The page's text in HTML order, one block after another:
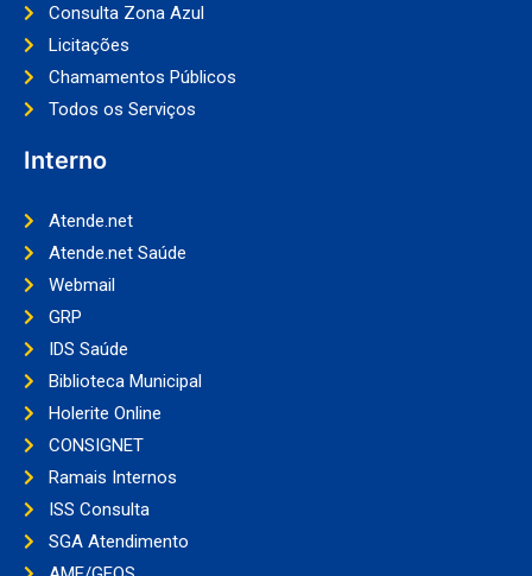
Consulta Zona Azul
Licitações
Chamamentos Públicos
Todos os Serviços
Interno
Atende.net
Atende.net Saúde
Webmail
GRP
IDS Saúde
Biblioteca Municipal
Holerite Online
CONSIGNET
Ramais Internos
ISS Consulta
SGA Atendimento